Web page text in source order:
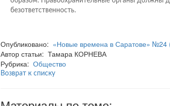
безответственность.
Опубликовано: «Новые времена в Саратове» №24
Автор статьи: Тамара КОРНЕВА
Рубрика: Общество
Возврат к списку